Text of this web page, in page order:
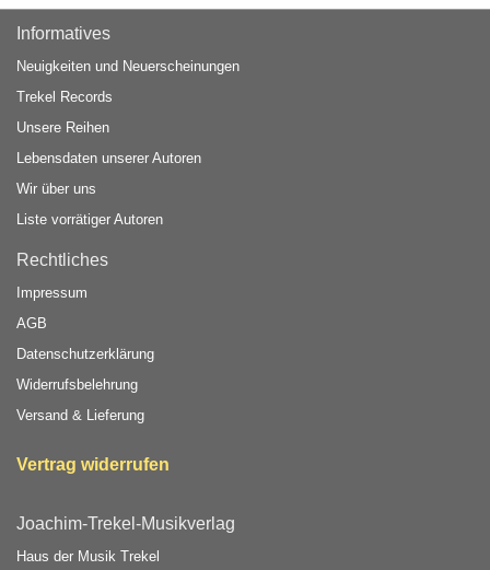
Informatives
Neuigkeiten und Neuerscheinungen
Trekel Records
Unsere Reihen
Lebensdaten unserer Autoren
Wir über uns
Liste vorrätiger Autoren
Rechtliches
Impressum
AGB
Datenschutzerklärung
Widerrufsbelehrung
Versand & Lieferung
Vertrag widerrufen
Joachim-Trekel-Musikverlag
Haus der Musik Trekel